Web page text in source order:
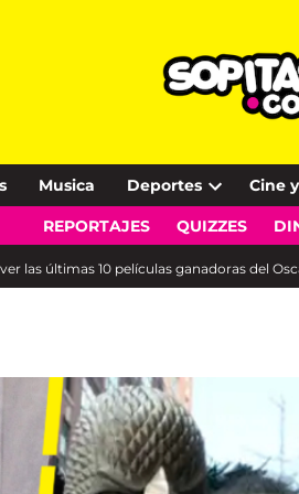
Musica Deportes
Open
dropdown
Cine
REPORTAJES QUIZZES
las últimas 10 películas ganadoras del